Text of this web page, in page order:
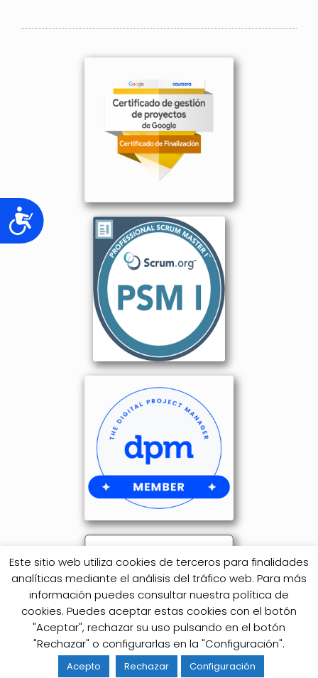
Accesibilidad
Este sitio web utiliza cookies de terceros para finalidades
analíticas mediante el análisis del tráfico web. Para más
información puedes consultar nuestra política de
cookies. Puedes aceptar estas cookies con el botón
"Aceptar", rechazar su uso pulsando en el botón
"Rechazar" o configurarlas en la "Configuración".
Acepto Rechazar Configuración